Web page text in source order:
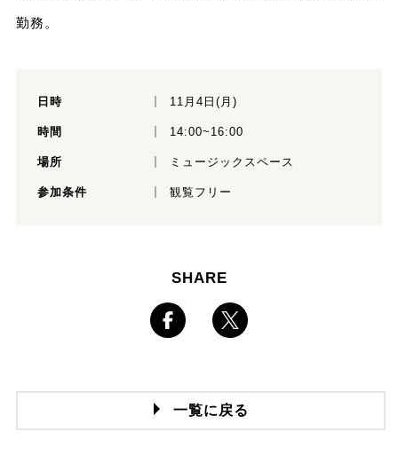
勤務。
日時 11月4日(月)
時間 14:00~16:00
場所 ミュージックスペース
参加条件 観覧フリー
SHARE
一覧に戻る